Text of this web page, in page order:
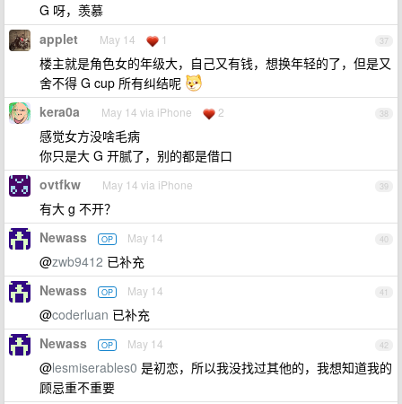
G 呀，羡慕
37
applet May 14 1
楼主就是角色女的年级大，自己又有钱，想换年轻的了，但是又
舍不得 G cup 所有纠结呢
38
kera0a May 14 via iPhone 2
感觉女方没啥毛病
你只是大 G 开腻了，别的都是借口
39
ovtfkw May 14 via iPhone
有大 g 不开？
40
Newass OP May 14
@zwb9412 已补充
41
Newass OP May 14
@coderluan 已补充
42
Newass OP May 14
@lesmiserables0 是初恋，所以我没找过其他的，我想知道我的
顾忌重不重要